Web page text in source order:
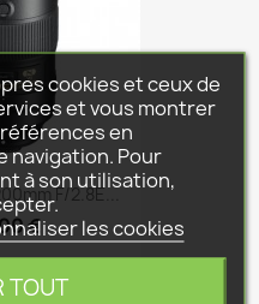
F/2.8E...
€
cookies et ceux de
et vous montrer
en
navigation. Pour
à son utilisation,
les cookies
TOUT